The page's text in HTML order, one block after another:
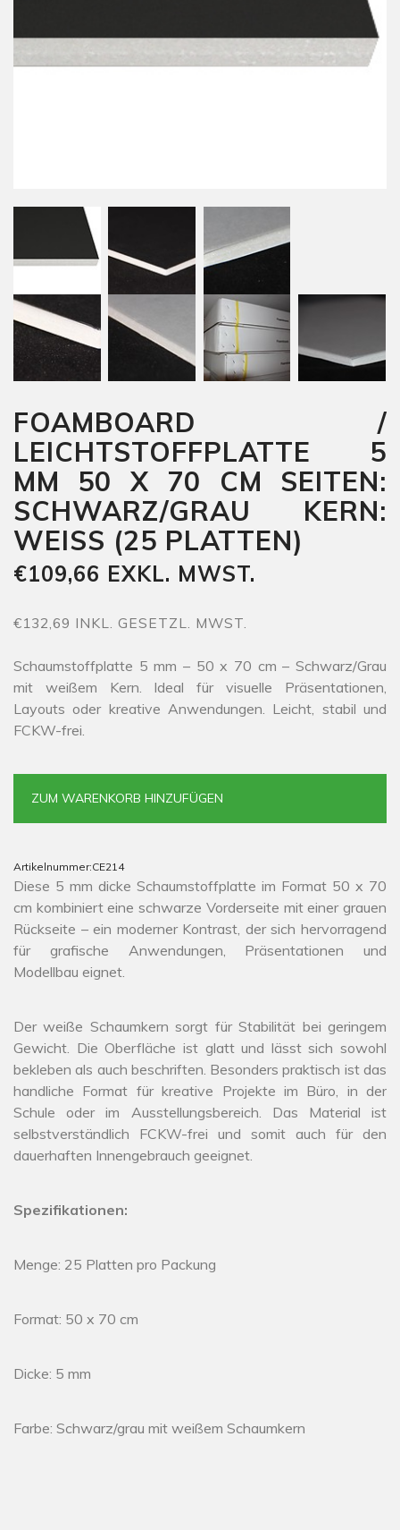
FOAMBOARD /
LEICHTSTOFFPLATTE 5
MM 50 X 70 CM SEITEN:
SCHWARZ/GRAU KERN:
WEISS (25 PLATTEN)
€109,66 EXKL. MWST.
€132,69 INKL. GESETZL. MWST.
Schaumstoffplatte 5 mm – 50 x 70 cm – Schwarz/Grau
mit weißem Kern. Ideal für visuelle Präsentationen,
Layouts oder kreative Anwendungen. Leicht, stabil und
FCKW-frei.
ZUM WARENKORB HINZUFÜGEN
Artikelnummer:CE214
Diese 5 mm dicke Schaumstoffplatte im Format 50 x 70
cm kombiniert eine schwarze Vorderseite mit einer grauen
Rückseite – ein moderner Kontrast, der sich hervorragend
für grafische Anwendungen, Präsentationen und
Modellbau eignet.
Der weiße Schaumkern sorgt für Stabilität bei geringem
Gewicht. Die Oberfläche ist glatt und lässt sich sowohl
bekleben als auch beschriften. Besonders praktisch ist das
handliche Format für kreative Projekte im Büro, in der
Schule oder im Ausstellungsbereich. Das Material ist
selbstverständlich FCKW-frei und somit auch für den
dauerhaften Innengebrauch geeignet.
Spezifikationen:
Menge: 25 Platten pro Packung
Format: 50 x 70 cm
Dicke: 5 mm
Farbe: Schwarz/grau mit weißem Schaumkern